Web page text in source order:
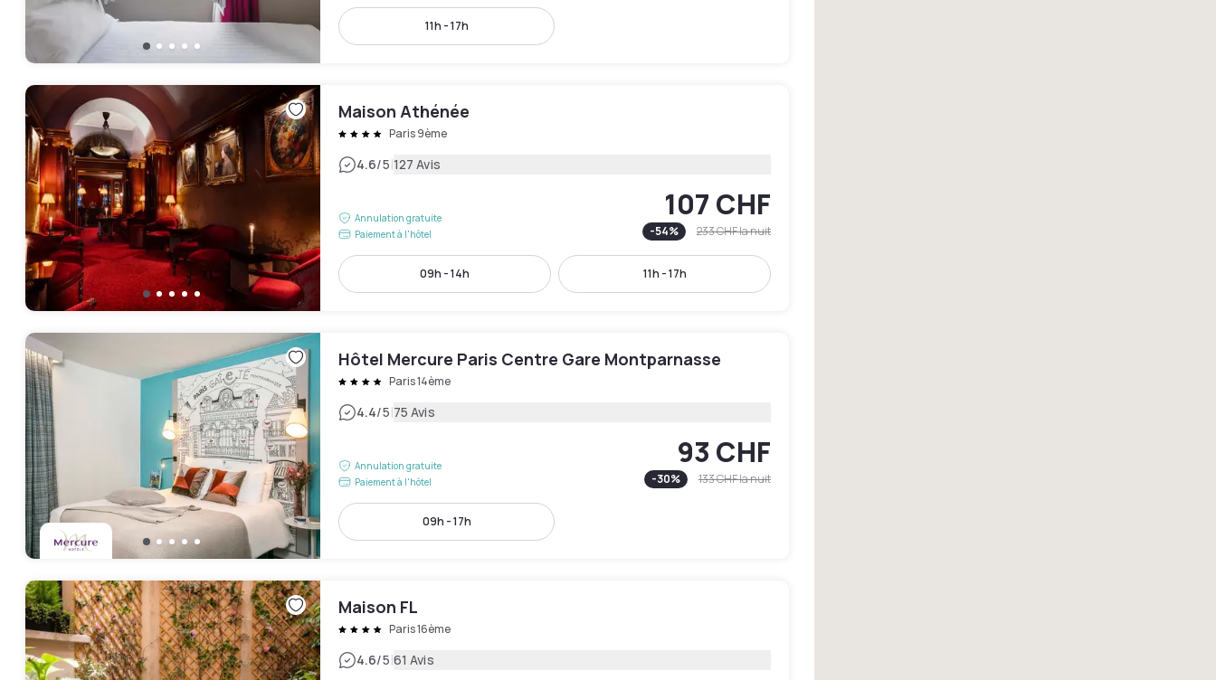
11h - 17h
Maison Athénée
Paris 9ème
4.6/5|127 Avis
Annulation gratuite
Paiement à l'hôtel
107 CHF
-54% 233 CHFla nuit
09h - 14h 11h - 17h
Hôtel Mercure Paris Centre Gare Montparnasse
Paris 14ème
4.4/5|75 Avis
Annulation gratuite
Paiement à l'hôtel
93 CHF
-30% 133 CHFla nuit
09h - 17h
Maison FL
Paris 16ème
4.6/5|61 Avis